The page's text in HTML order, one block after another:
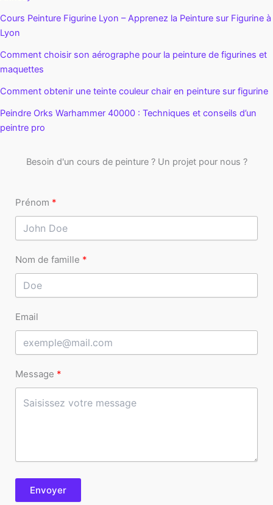
Cours Peinture Figurine Lyon – Apprenez la Peinture sur Figurine à
Lyon
Comment choisir son aérographe pour la peinture de figurines et
maquettes
Comment obtenir une teinte couleur chair en peinture sur figurine
Peindre Orks Warhammer 40000 : Techniques et conseils d’un
peintre pro
Besoin d'un cours de peinture ? Un projet pour nous ?
Prénom
Nom de famille
Email
Message
Envoyer